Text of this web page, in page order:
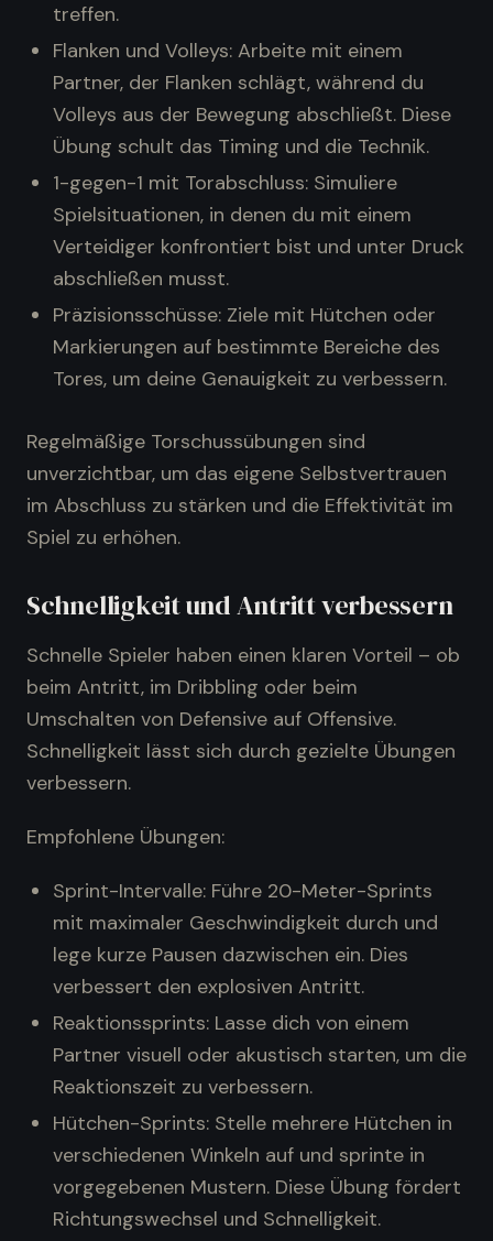
treffen.
Flanken und Volleys: Arbeite mit einem
Partner, der Flanken schlägt, während du
Volleys aus der Bewegung abschließt. Diese
Übung schult das Timing und die Technik.
1-gegen-1 mit Torabschluss: Simuliere
Spielsituationen, in denen du mit einem
Verteidiger konfrontiert bist und unter Druck
abschließen musst.
Präzisionsschüsse: Ziele mit Hütchen oder
Markierungen auf bestimmte Bereiche des
Tores, um deine Genauigkeit zu verbessern.
Regelmäßige Torschussübungen sind
unverzichtbar, um das eigene Selbstvertrauen
im Abschluss zu stärken und die Effektivität im
Spiel zu erhöhen.
Schnelligkeit und Antritt verbessern
Schnelle Spieler haben einen klaren Vorteil – ob
beim Antritt, im Dribbling oder beim
Umschalten von Defensive auf Offensive.
Schnelligkeit lässt sich durch gezielte Übungen
verbessern.
Empfohlene Übungen:
Sprint-Intervalle: Führe 20-Meter-Sprints
mit maximaler Geschwindigkeit durch und
lege kurze Pausen dazwischen ein. Dies
verbessert den explosiven Antritt.
Reaktionssprints: Lasse dich von einem
Partner visuell oder akustisch starten, um die
Reaktionszeit zu verbessern.
Hütchen-Sprints: Stelle mehrere Hütchen in
verschiedenen Winkeln auf und sprinte in
vorgegebenen Mustern. Diese Übung fördert
Richtungswechsel und Schnelligkeit.